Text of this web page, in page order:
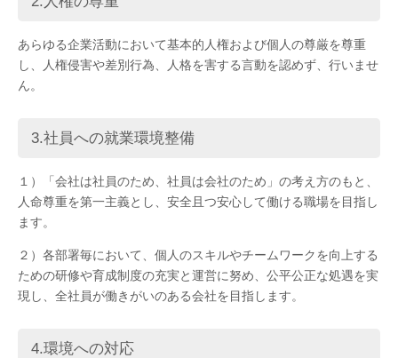
あらゆる企業活動において基本的人権および個人の尊厳を尊重
し、人権侵害や差別行為、人格を害する言動を認めず、行いませ
ん。
3.社員への就業環境整備
１）「会社は社員のため、社員は会社のため」の考え方のもと、
人命尊重を第一主義とし、安全且つ安心して働ける職場を目指し
ます。
２）各部署毎において、個人のスキルやチームワークを向上する
ための研修や育成制度の充実と運営に努め、公平公正な処遇を実
現し、全社員が働きがいのある会社を目指します。
4.環境への対応